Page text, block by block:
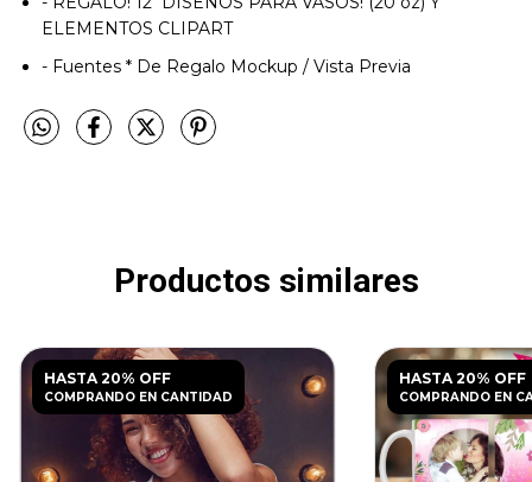
ELEMENTOS CLIPART
- Fuentes * De Regalo Mockup / Vista Previa
Productos similares
HASTA 20% OFF
COMPRANDO EN CANTIDAD
HASTA 20% OFF
COMPRANDO EN